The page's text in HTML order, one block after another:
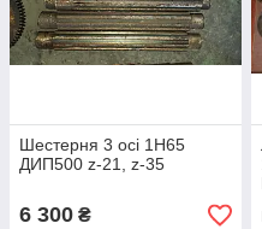
Шестерня 3 осі 1Н65
ДИП500 z-21, z-35
6 300 ₴